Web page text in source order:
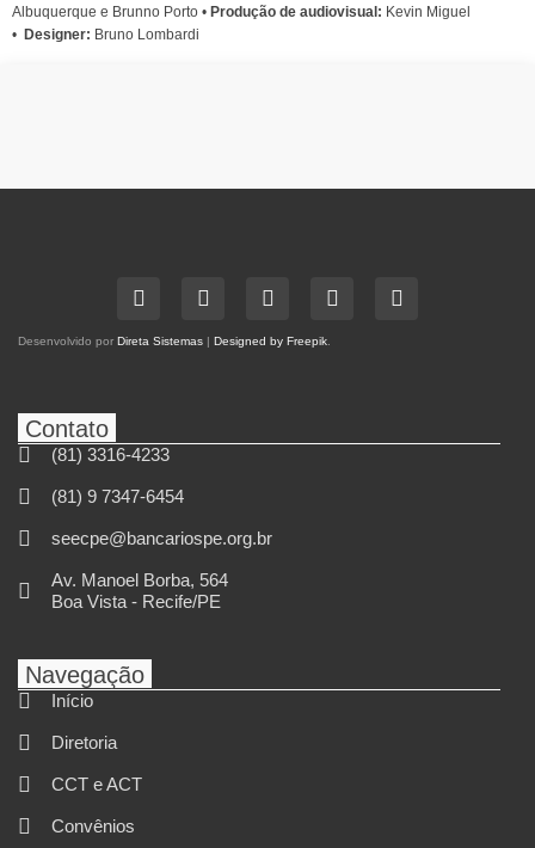
Albuquerque e Brunno Porto • Produção de audiovisual: Kevin Miguel
• Designer: Bruno Lombardi
Desenvolvido por Direta Sistemas | Designed by Freepik
Contato
(81) 3316-4233
(81) 9 7347-6454
seecpe@bancariospe.org.br
Av. Manoel Borba, 564
Boa Vista - Recife/PE
Navegação
Início
Diretoria
CCT e ACT
Convênios